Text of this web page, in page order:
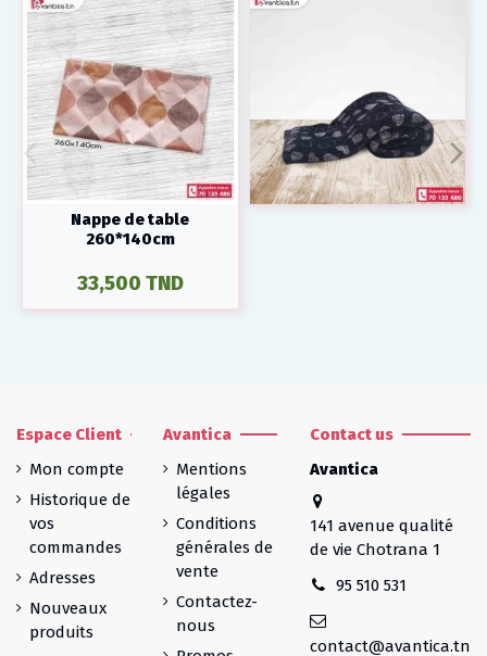
Nappe de table
260*140cm
33,500 TND
Espace Client
Mon compte
Historique de
vos
commandes
Adresses
Nouveaux
produits
Avantica
Mentions
légales
Conditions
générales de
vente
Contactez-
nous
Contact us
Avantica
141 avenue qualité
de vie Chotrana 1
95 510 531
contact@avantica.tn